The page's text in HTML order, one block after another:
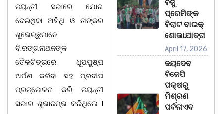
ଜୟନ୍ତୀ ସଭାରେ ଯୋଗ
ଦେଇଥିବା ଅତିଥି ଓ ତାଙ୍କର
ଶୁଭେଚ୍ଛୁମାନେ
ବି.ରଙ୍ଗନାଥନଙ୍କ
ତୈଳଚିତ୍ରରେ ଧୂପପୁଷ୍ପ
ଅର୍ପଣ କରିବା ସହ ପ୍ରଦୀପ
ପ୍ରଜ୍ଜୋଳନ କରି ଜୟନ୍ତୀ
ସଭାର ଶୁଭାରମ୍ଭ କରିଥିଲେ l
ବିଜୁ
ପ୍ରେମିଙ୍କ
ବିରାଟ ବାଇକ୍
ଶୋଭାଯାତ୍ରା
April 17, 2026
ଜୟଦେବ
ବିଜେପି
ପକ୍ଷରୁ
ମିଶ୍ରଣ
ପର୍ବନାଏବ